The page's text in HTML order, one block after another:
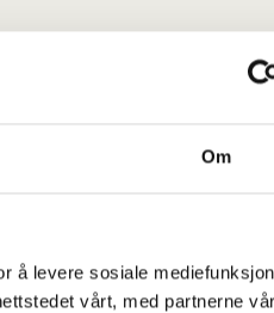
Om
å levere sosiale
vårt, med partnerne